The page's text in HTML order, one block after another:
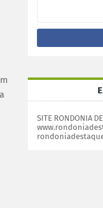
SITE RONDONIA